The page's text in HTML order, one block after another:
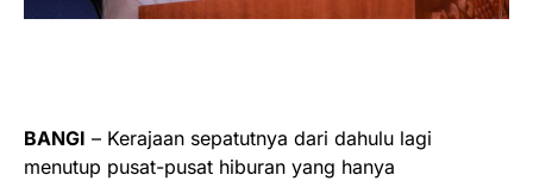
BANGI – Kerajaan sepatutnya dari dahulu lagi
menutup pusat-pusat hiburan yang hanya